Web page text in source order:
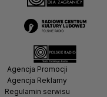
Agencja Promocji
Agencja Reklamy
Regulamin serwisu